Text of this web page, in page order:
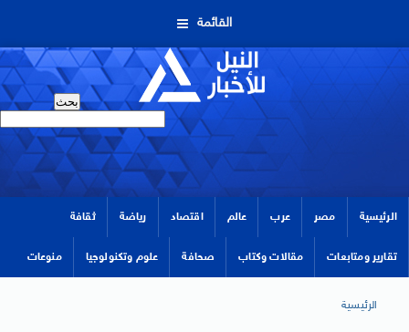
القائمة
الرئيسية مصر عرب عالم اقتصاد رياضة ثقافة
تقارير ومتابعات مقالات وكتاب صحافة علوم وتكنولوجيا منوعات
الرئيسية